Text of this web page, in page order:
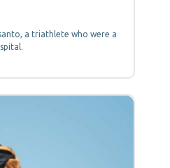
a triathlete who were a